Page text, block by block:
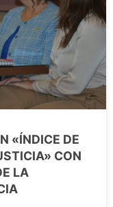
«ÍNDICE DE
CON
LA